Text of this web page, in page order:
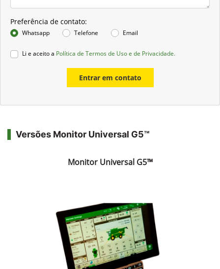
Preferência de contato:
Whatsapp Telefone Email
Li e aceito a Política de Termos de Uso e de Privacidade.
Entrar em contato
Versões Monitor Universal G5™
Monitor Universal G5™